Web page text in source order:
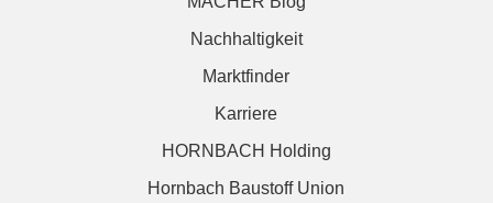
Nachhaltigkeit
Marktfinder
Karriere
HORNBACH Holding
Hornbach Baustoff Union